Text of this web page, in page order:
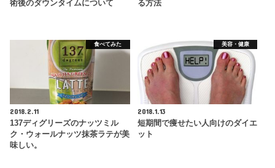
術後のダウンタイムについて
る方法
食べてみた
2018.2.11
137ディグリーズのナッツミル
ク・ウォールナッツ抹茶ラテが美
味しい。
美容・健康
2018.1.13
短期間で痩せたい人向けのダイエ
ット